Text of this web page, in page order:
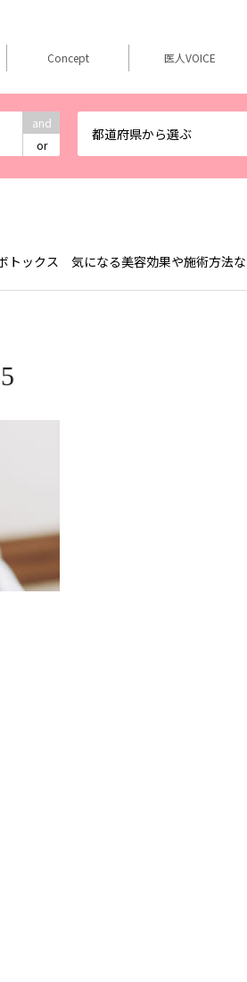
and
or
都道府県から選ぶ
Concept 医人VOICE
トックス 気になる美容効果や施術方法